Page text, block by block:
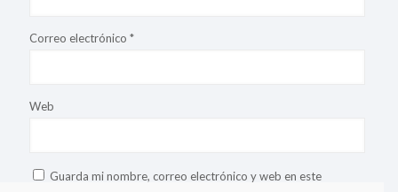
Correo electrónico *
Web
Guarda mi nombre, correo electrónico y web en este